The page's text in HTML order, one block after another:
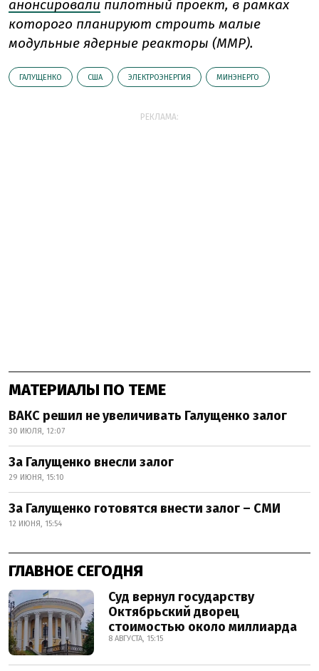
анонсировали пилотный проект, в рамках
которого планируют строить малые
модульные ядерные реакторы (ММР).
ГАЛУЩЕНКО США ЭЛЕКТРОЭНЕРГИЯ МИНЭНЕРГО
РЕКЛАМА:
МАТЕРИАЛЫ ПО ТЕМЕ
ВАКС решил не увеличивать Галущенко залог
30 ИЮЛЯ, 12:07
За Галущенко внесли залог
29 ИЮНЯ, 15:10
За Галущенко готовятся внести залог – СМИ
12 ИЮНЯ, 15:54
ГЛАВНОЕ СЕГОДНЯ
Суд вернул государству
Октябрьский дворец
стоимостью около миллиарда
8 АВГУСТА, 15:15